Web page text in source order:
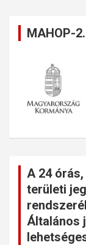
MAHOP-
A 24
területi
Általános